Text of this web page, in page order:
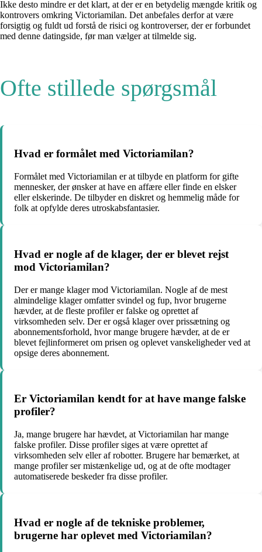
Ikke desto mindre er det klart, at der er en betydelig mængde kritik og
kontrovers omkring Victoriamilan. Det anbefales derfor at være
forsigtig og fuldt ud forstå de risici og kontroverser, der er forbundet
med denne datingside, før man vælger at tilmelde sig.
Ofte stillede spørgsmål
Hvad er formålet med Victoriamilan?
Formålet med Victoriamilan er at tilbyde en platform for gifte
mennesker, der ønsker at have en affære eller finde en elsker
eller elskerinde. De tilbyder en diskret og hemmelig måde for
folk at opfylde deres utroskabsfantasier.
Hvad er nogle af de klager, der er blevet rejst
mod Victoriamilan?
Der er mange klager mod Victoriamilan. Nogle af de mest
almindelige klager omfatter svindel og fup, hvor brugerne
hævder, at de fleste profiler er falske og oprettet af
virksomheden selv. Der er også klager over prissætning og
abonnementsforhold, hvor mange brugere hævder, at de er
blevet fejlinformeret om prisen og oplevet vanskeligheder ved at
opsige deres abonnement.
Er Victoriamilan kendt for at have mange falske
profiler?
Ja, mange brugere har hævdet, at Victoriamilan har mange
falske profiler. Disse profiler siges at være oprettet af
virksomheden selv eller af robotter. Brugere har bemærket, at
mange profiler ser mistænkelige ud, og at de ofte modtager
automatiserede beskeder fra disse profiler.
Hvad er nogle af de tekniske problemer,
brugerne har oplevet med Victoriamilan?